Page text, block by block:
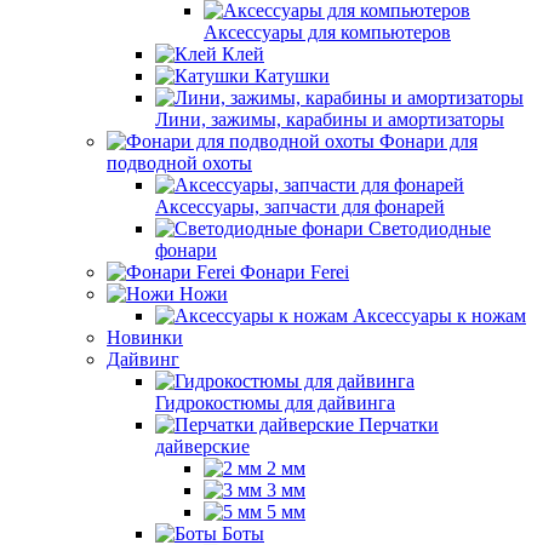
Аксессуары для компьютеров
Клей
Катушки
Лини, зажимы, карабины и амортизаторы
Фонари для
подводной охоты
Аксессуары, запчасти для фонарей
Светодиодные
фонари
Фонари Ferei
Ножи
Аксессуары к ножам
Новинки
Дайвинг
Гидрокостюмы для дайвинга
Перчатки
дайверские
2 мм
3 мм
5 мм
Боты